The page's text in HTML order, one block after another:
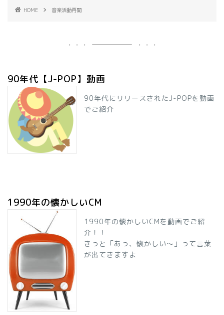
HOME 音楽活動再開
90年代【J-POP】動画
90年代にリリースされたJ-POPを動画
でご紹介
1990年の懐かしいCM
1990年の懐かしいCMを動画でご紹
介！！
きっと「あっ、懐かしい～」って言葉
が出てきますよ